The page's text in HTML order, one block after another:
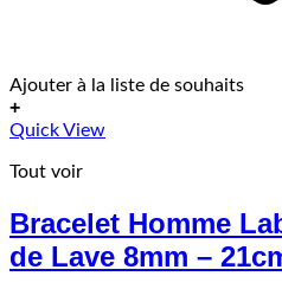
Ajouter à la liste de souhaits
+
Quick View
Tout voir
Bracelet Homme
de Lave 8mm –